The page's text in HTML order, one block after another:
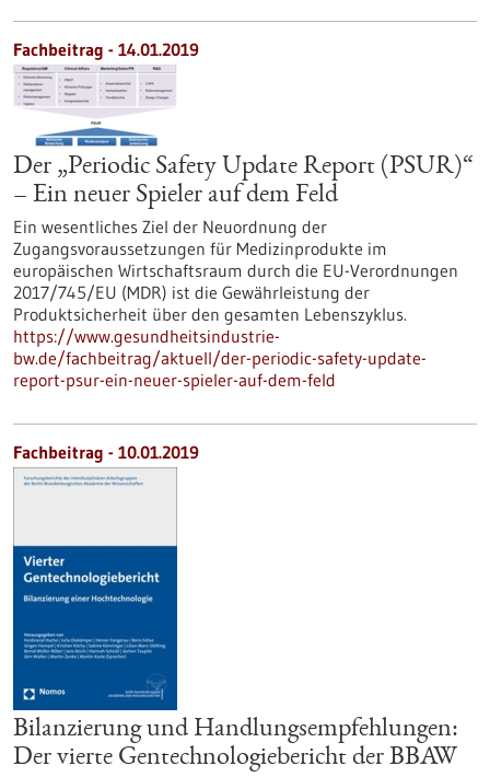
Fachbeitrag - 14.01.2019
Der „Periodic Safety Update Report (PSUR)“
– Ein neuer Spieler auf dem Feld
Ein wesentliches Ziel der Neuordnung der
Zugangsvoraussetzungen für Medizinprodukte im
europäischen Wirtschaftsraum durch die EU-Verordnungen
2017/745/EU (MDR) ist die Gewährleistung der
Produktsicherheit über den gesamten Lebenszyklus.
https://www.gesundheitsindustrie-
bw.de/fachbeitrag/aktuell/der-periodic-safety-update-
report-psur-ein-neuer-spieler-auf-dem-feld
Fachbeitrag - 10.01.2019
Bilanzierung und Handlungsempfehlungen:
Der vierte Gentechnologiebericht der BBAW